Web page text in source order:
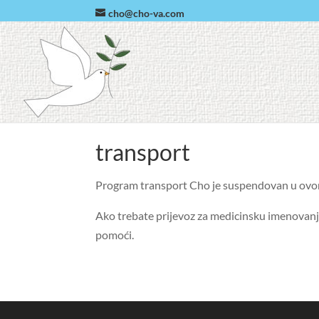
cho@cho-va.com
transport
Program transport Cho je suspendovan u
Ako trebate prijevoz za medicinsku
pomoći.